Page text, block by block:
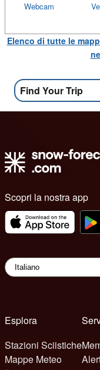
Webcam
Elenco di tutte le
Find Your Trip
Scopri la nostra app
Esplora
Stazioni Sciistiche
Mappe Meteo